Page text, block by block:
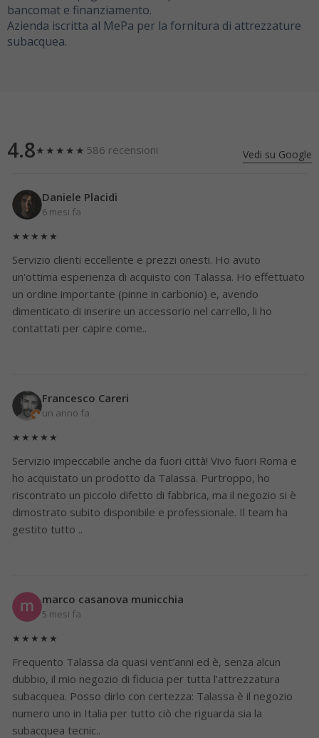
bancomat e finanziamento.
Azienda iscritta al MePa per la fornitura di attrezzature
subacquea.
4.8★★★★★ 586 recensioni Vedi su Google
Daniele Placidi
6 mesi fa
★★★★★
Servizio clienti eccellente e prezzi onesti. Ho avuto
un'ottima esperienza di acquisto con Talassa. Ho effettuato
un ordine importante (pinne in carbonio) e, avendo
dimenticato di inserire un accessorio nel carrello, li ho
contattati per capire come..
Francesco Careri
un anno fa
★★★★★
Servizio impeccabile anche da fuori città! Vivo fuori Roma e
ho acquistato un prodotto da Talassa. Purtroppo, ho
riscontrato un piccolo difetto di fabbrica, ma il negozio si è
dimostrato subito disponibile e professionale. Il team ha
gestito tutto ..
marco casanova municchia
5 mesi fa
★★★★★
Frequento Talassa da quasi vent’anni ed è, senza alcun
dubbio, il mio negozio di fiducia per tutta l’attrezzatura
subacquea. Posso dirlo con certezza: Talassa è il negozio
numero uno in Italia per tutto ciò che riguarda sia la
subacquea tecnic..